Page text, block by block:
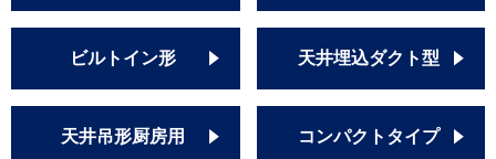
ビルトイン形 天井埋込ダクト型
天井吊形厨房用 コンパクトタイプ